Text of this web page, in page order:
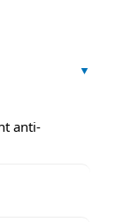
anti-